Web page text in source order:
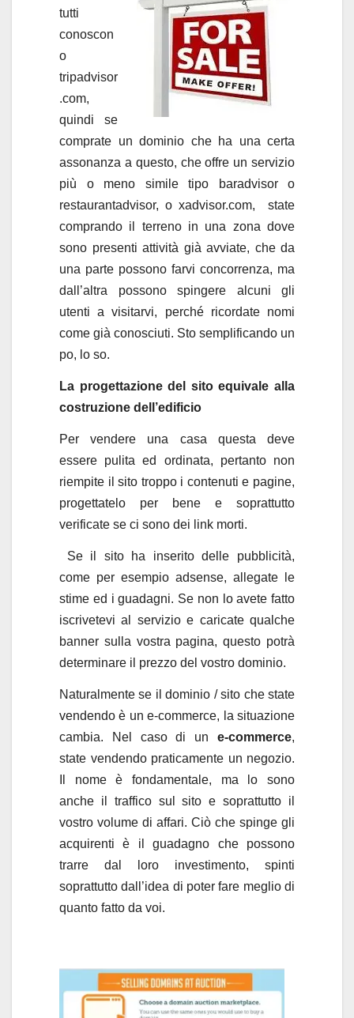
tutti
conoscon
o
tripadvisor
.com,
quindi se
comprate un dominio che ha una certa
assonanza a questo, che offre un servizio
più o meno simile tipo baradvisor o
restaurantadvisor, o xadvisor.com, state
comprando il terreno in una zona dove
sono presenti attività già avviate, che da
una parte possono farvi concorrenza, ma
dall’altra possono spingere alcuni gli
utenti a visitarvi, perché ricordate nomi
come già conosciuti. Sto semplificando un
po, lo so.
La progettazione del sito equivale alla
costruzione dell’edificio
Per vendere una casa questa deve
essere pulita ed ordinata, pertanto non
riempite il sito troppo i contenuti e pagine,
progettatelo per bene e soprattutto
verificate se ci sono dei link morti.
Se il sito ha inserito delle pubblicità,
come per esempio adsense, allegate le
stime ed i guadagni. Se non lo avete fatto
iscrivetevi al servizio e caricate qualche
banner sulla vostra pagina, questo potrà
determinare il prezzo del vostro dominio.
Naturalmente se il dominio / sito che state
vendendo è un e-commerce, la situazione
cambia. Nel caso di un e-commerce,
state vendendo praticamente un negozio.
Il nome è fondamentale, ma lo sono
anche il traffico sul sito e soprattutto il
vostro volume di affari. Ciò che spinge gli
acquirenti è il guadagno che possono
trarre dal loro investimento, spinti
soprattutto dall’idea di poter fare meglio di
quanto fatto da voi.